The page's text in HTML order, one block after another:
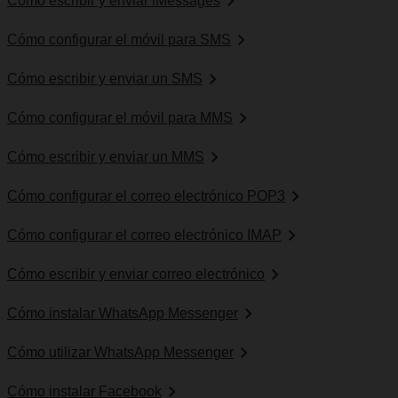
Cómo configurar el móvil para SMS
Cómo escribir y enviar un SMS
Cómo configurar el móvil para MMS
Cómo escribir y enviar un MMS
Cómo configurar el correo electrónico POP3
Cómo configurar el correo electrónico IMAP
Cómo escribir y enviar correo electrónico
Cómo instalar WhatsApp Messenger
Cómo utilizar WhatsApp Messenger
Cómo instalar Facebook